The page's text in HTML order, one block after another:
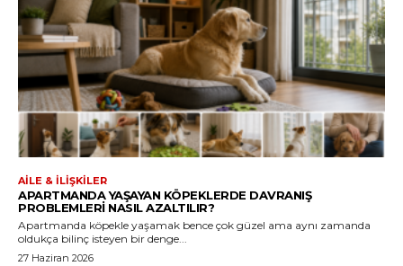
AILE & İLIŞKILER
APARTMANDA YAŞAYAN KÖPEKLERDE DAVRANIŞ
PROBLEMLERI NASIL AZALTILIR?
Apartmanda köpekle yaşamak bence çok güzel ama aynı zamanda
oldukça bilinç isteyen bir denge...
27 Haziran 2026